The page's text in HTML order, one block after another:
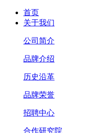
首页
关于我们
公司简介
品牌介绍
历史沿革
品牌荣誉
招聘中心
合作研究院